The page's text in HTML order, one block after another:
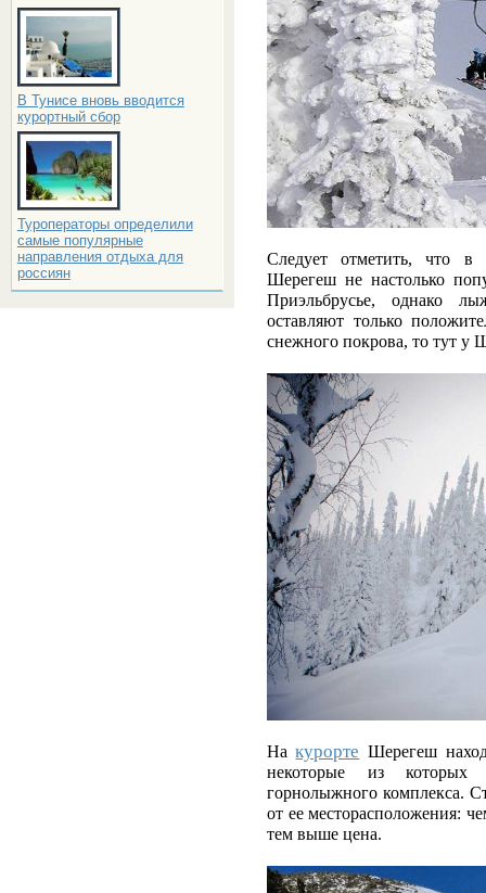
В Тунисе вновь вводится
курортный сбор
Туроператоры определили
самые популярные
направления отдыха для
россиян
Следует отметить, что
Шерегеш не настолько
Приэльбрусье, однако
оставляют только
снежного покрова, то тут у
Накурорте Шерегеш
некоторые из которых
горнолыжного комплекса.
от ее месторасположения:
тем выше цена.